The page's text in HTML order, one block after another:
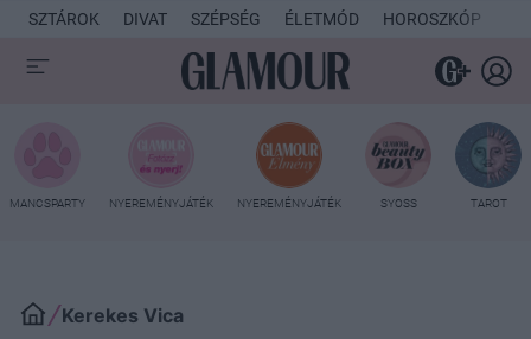
SZTÁROK DIVAT SZÉPSÉG ÉLETMÓD HOROSZKÓP
MANCSPARTY NYEREMÉNYJÁTÉK NYEREMÉNYJÁTÉK SYOSS TAROT
Kerekes Vica